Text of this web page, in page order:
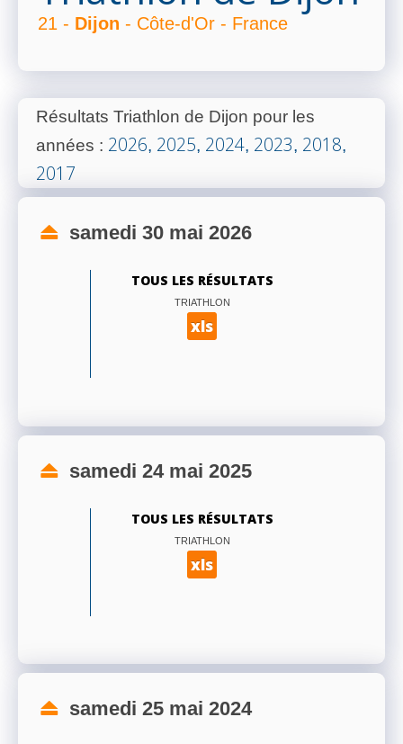
21 - Dijon - Côte-d'Or - France
Résultats Triathlon de Dijon pour les
années : 2026, 2025, 2024, 2023, 2018,
2017
samedi 30 mai 2026
TOUS LES RÉSULTATS
TRIATHLON
xls
samedi 24 mai 2025
TOUS LES RÉSULTATS
TRIATHLON
xls
samedi 25 mai 2024